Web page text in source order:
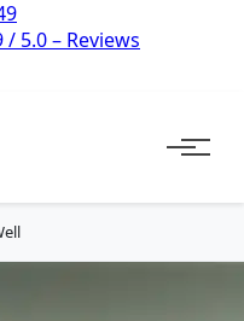
/ 5.0 – Reviews